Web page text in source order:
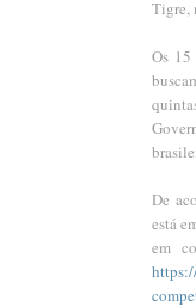
Tigre,
Os
De
está
em